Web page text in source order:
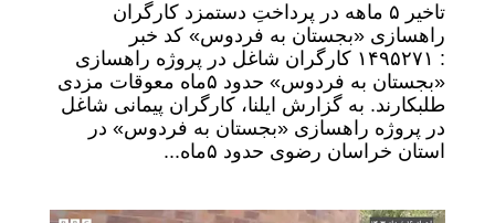
تاخیر ۵ ماهه در پرداختِ دستمزد کارگران
راهسازی «بجستان به فردوس» کد خبر
: ۱۴۹۵۲۷۱ کارگران شاغل در پروژه راهسازی
«بجستان به فردوس» حدود ۵ماه معوقات مزدی
طلبکارند. به گزارش ایلنا، کارگران پیمانی شاغل
در پروژه راهسازی «بجستان به فردوس» در
استان خراسان رضوی حدود ۵ماه...